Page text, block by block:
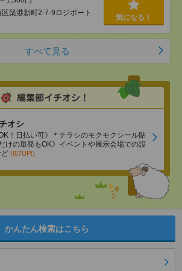
築港新町2-7-9ロジポート
気になる！
すべて見る
オシ
！日払い可》＊チラシのモクモクシール貼
けの単発もOK》イベントや展示会場での設
(8/7UP!)
かんたん検索はこちら